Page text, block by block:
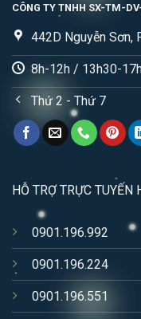
CÔNG TY TNHH SX-TM-
442D Nguyễn Sơn,
8h-12h / 13h30-
Thứ 2 - Thứ 7
HỖ TRỢ TRỰC
0901.196.992
0901.196.224
0901.196.551